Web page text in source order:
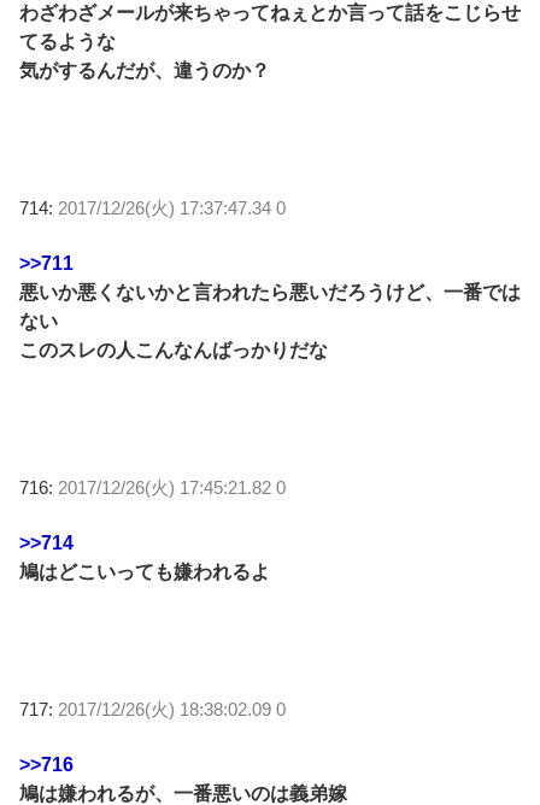
わざわざメールが来ちゃってねぇとか言って話をこじらせ
てるような
気がするんだが、違うのか？
714: 2017/12/26(火) 17:37:47.34 0
>>711
悪いか悪くないかと言われたら悪いだろうけど、一番では
ない
このスレの人こんなんばっかりだな
716: 2017/12/26(火) 17:45:21.82 0
>>714
鳩はどこいっても嫌われるよ
717: 2017/12/26(火) 18:38:02.09 0
>>716
鳩は嫌われるが、一番悪いのは義弟嫁